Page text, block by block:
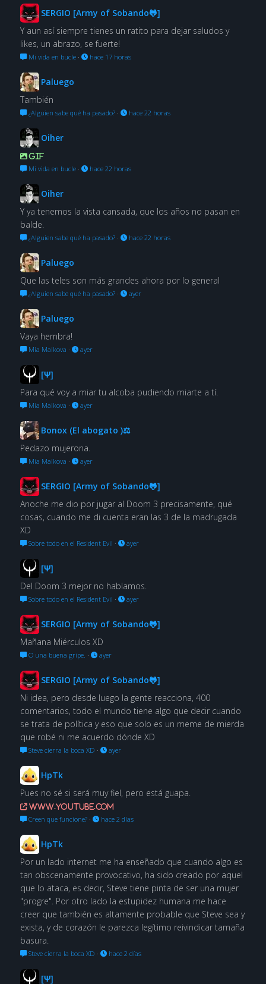
SERGIO [Army of Sobando🐸]
Y aun así siempre tienes un ratito para dejar saludos y
likes, un abrazo, se fuerte!
Mi vida en bucle· hace 17 horas
Paluego
También
¿Alguien sabe qué ha pasado?· hace 22 horas
Oiher
GIF
Mi vida en bucle· hace 22 horas
Oiher
Y ya tenemos la vista cansada, que los años no pasan en
balde.
¿Alguien sabe qué ha pasado?· hace 22 horas
Paluego
Que las teles son más grandes ahora por lo general
¿Alguien sabe qué ha pasado?· ayer
Paluego
Vaya hembra!
Mia Malkova · ayer
[Ψ]
Para qué voy a miar tu alcoba pudiendo miarte a tí.
Mia Malkova · ayer
Bonox (El abogato )⚖
Pedazo mujerona.
Mia Malkova · ayer
SERGIO [Army of Sobando🐸]
Anoche me dio por jugar al Doom 3 precisamente, qué
cosas, cuando me di cuenta eran las 3 de la madrugada
XD
Sobre todo en el Resident Evil · ayer
[Ψ]
Del Doom 3 mejor no hablamos.
Sobre todo en el Resident Evil · ayer
SERGIO [Army of Sobando🐸]
Mañana Miérculos XD
O una buena gripe. · ayer
SERGIO [Army of Sobando🐸]
Ni idea, pero desde luego la gente reacciona, 400
comentarios, todo el mundo tiene algo que decir cuando
se trata de política y eso que solo es un meme de mierda
que robé ni me acuerdo dónde XD
Steve cierra la boca XD · ayer
HpTk
Pues no sé si será muy fiel, pero está guapa.
www.youtube.com
Creen que funcione?· hace 2 días
HpTk
Por un lado internet me ha enseñado que cuando algo es
tan obscenamente provocativo, ha sido creado por aquel
que lo ataca, es decir, Steve tiene pinta de ser una mujer
"progre". Por otro lado la estupidez humana me hace
creer que también es altamente probable que Steve sea y
exista, y de corazón le parezca legítimo reivindicar tamaña
basura.
Steve cierra la boca XD · hace 2 días
[Ψ]